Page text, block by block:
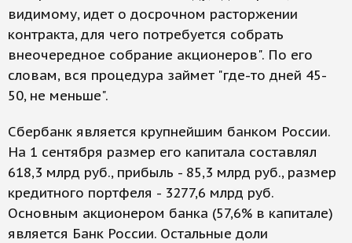
видимому, идет о досрочном расторжении
контракта, для чего потребуется собрать
внеочередное собрание акционеров". По его
словам, вся процедура займет "где-то дней 45-
50, не меньше".
Сбербанк является крупнейшим банком России.
На 1 сентября размер его капитала составлял
618,3 млрд руб., прибыль - 85,3 млрд руб., размер
кредитного портфеля - 3277,6 млрд руб.
Основным акционером банка (57,6% в капитале)
является Банк России. Остальные доли